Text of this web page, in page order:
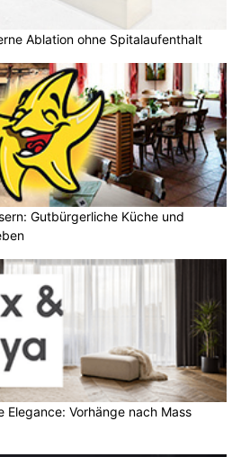
Ablation ohne Spitalaufenthalt
Gutbürgerliche Küche und
Elegance: Vorhänge nach Mass